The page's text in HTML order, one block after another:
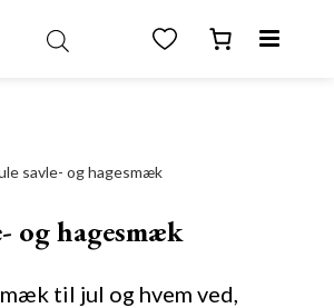
savle- og hagesmæk
og hagesmæk
til jul og hvem ved,